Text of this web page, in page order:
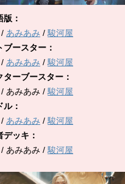
版：
/ あみあみ / 駿河屋
ブースター：
/ あみあみ / 駿河屋
ターブースター：
/ あみあみ / 駿河屋
ル：
/ あみあみ / 駿河屋
デッキ：
/ あみあみ / 駿河屋